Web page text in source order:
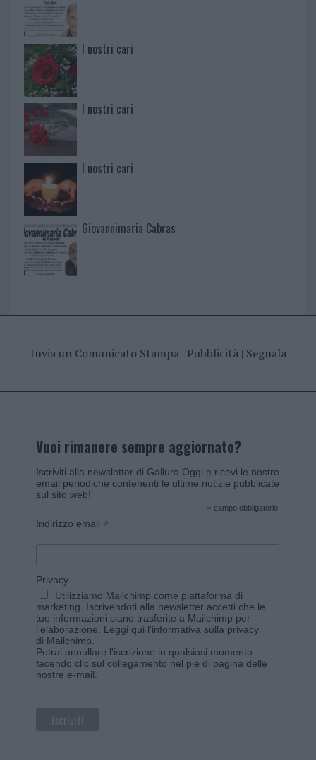
I nostri cari
I nostri cari
I nostri cari
Giovannimaria Cabras
Invia un Comunicato Stampa| Pubblicità| Segnala
Vuoi rimanere sempre aggiornato?
Iscriviti alla newsletter di Gallura Oggi e ricevi le nostre
email periodiche contenenti le ultime notizie pubblicate
sul sito web!
* campo obbligatorio
Indirizzo email *
Privacy
Utilizziamo Mailchimp come piattaforma di
marketing. Iscrivendoti alla newsletter accetti che le
tue informazioni siano trasferite a Mailchimp per
l'elaborazione. Leggi qui l'informativa sulla privacy
di Mailchimp
Potrai annullare l'iscrizione in qualsiasi momento
facendo clic sul collegamento nel piè di pagina delle
nostre e-mail.